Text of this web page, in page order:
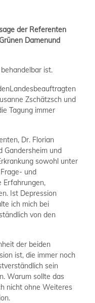
der Referenten
Damenund
ist.
Zschätzsch und
Tagung immer
Dr. Florian
Gandersheim und
sowohl unter
und
Erfahrungen,
Ist Depression
ich mich bei
von den
der beiden
ist, die immer noch
sein
Warum sollte das
nicht ohne Weiteres